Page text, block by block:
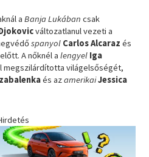
aBanja Lukában csak
változatlanul vezeti a
spanyol Carlos Alcaraz és
előtt. A nőknél alengyel Iga
megszilárdította világelsőségét,
és azamerikaiJessica